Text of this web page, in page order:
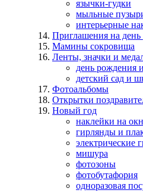
язычки-гудки
мыльные
интерьерные
Приглашения на
Мамины сокровища
Ленты, значки и
день рождения
детский сад и
Фотоальбомы
Открытки
Новый год
наклейки на
гирлянды и
электрические
мишура
фотозоны
фотобутафория
одноразовая